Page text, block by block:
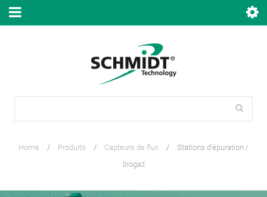
Home / Produits / Capteurs de flux /
Stations d’épuration /
biogaz